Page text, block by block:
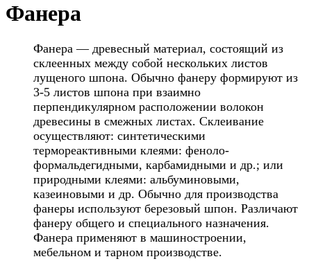
Фанера
Фанера — древесный материал, состоящий из
склеенных между собой нескольких листов
лущеного шпона. Обычно фанеру формируют из
3-5 листов шпона при взаимно
перпендикулярном расположении волокон
древесины в смежных листах. Склеивание
осуществляют: синтетическими
термореактивными клеями: феноло-
формальдегидными, карбамидными и др.; или
природными клеями: альбуминовыми,
казеиновыми и др. Обычно для производства
фанеры используют березовый шпон. Различают
фанеру общего и специального назначения.
Фанера применяют в машиностроении,
мебельном и тарном производстве.